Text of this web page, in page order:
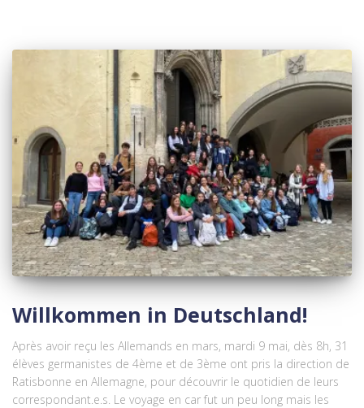
Willkommen in Deutschland!
Après avoir reçu les Allemands en mars, mardi 9 mai, dès 8h, 31
élèves germanistes de 4ème et de 3ème ont pris la direction de
Ratisbonne en Allemagne, pour découvrir le quotidien de leurs
correspondant.e.s. Le voyage en car fut un peu long mais les